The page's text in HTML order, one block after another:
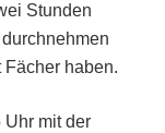
Stunden
haben.
Uhr mit der